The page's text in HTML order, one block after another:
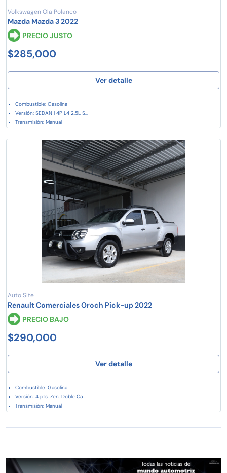
Volkswagen Ola Polanco
Mazda Mazda 3 2022
PRECIO JUSTO
$285,000
Ver detalle
Combustible: Gasolina
Versión: SEDAN I 4P L4 2.5L S...
Transmisión: Manual
Auto Site
Renault Comerciales Oroch Pick-up 2022
PRECIO BAJO
$290,000
Ver detalle
Combustible: Gasolina
Versión: 4 pts. Zen, Doble Ca...
Transmisión: Manual